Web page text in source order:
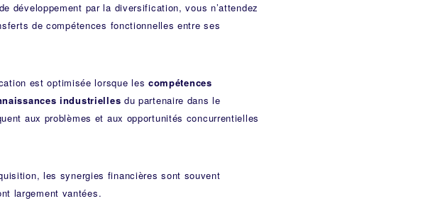
développement par la diversification, vous n’attendez
de compétences fonctionnelles entre ses
est optimisée lorsque les compétences
industrielles du partenaire dans le
aux problèmes et aux opportunités concurrentielles
les synergies financières sont souvent
largement vantées.